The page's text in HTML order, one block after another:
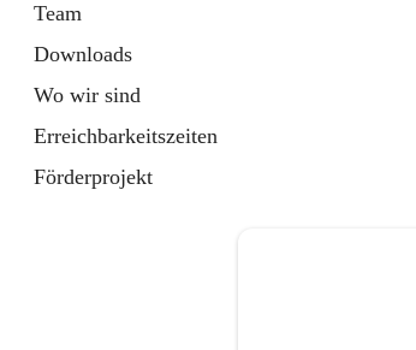
Team
Downloads
Wo wir sind
Erreichbarkeitszeiten
Förderprojekt